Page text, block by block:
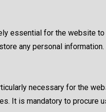
essential for the website
any personal information.
necessary for the
It is mandatory to procure